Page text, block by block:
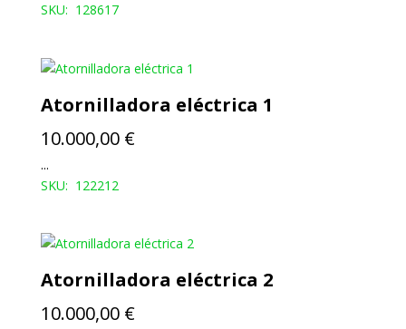
SKU: 128617
Atornilladora eléctrica 1
10.000,00 €
...
SKU: 122212
Atornilladora eléctrica 2
10.000,00 €